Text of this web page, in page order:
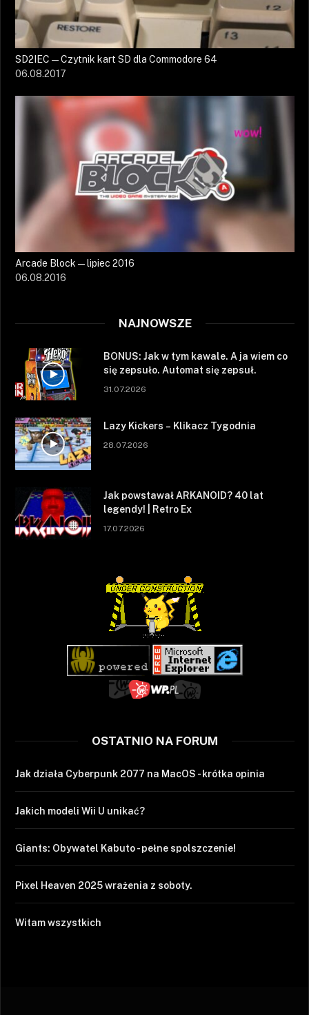
SD2IEC — Czytnik kart SD dla Commodore 64
06.08.2017
Arcade Block — lipiec 2016
06.08.2016
NAJNOWSZE
BONUS: Jak w tym kawale. A ja wiem co
się zepsuło. Automat się zepsuł.
31.07.2026
Lazy Kickers – Klikacz Tygodnia
28.07.2026
Jak powstawał ARKANOID? 40 lat
legendy! | Retro Ex
17.07.2026
OSTATNIO NA FORUM
Jak działa Cyberpunk 2077 na MacOS - krótka opinia
Jakich modeli Wii U unikać?
Giants: Obywatel Kabuto - pełne spolszczenie!
Pixel Heaven 2025 wrażenia z soboty.
Witam wszystkich